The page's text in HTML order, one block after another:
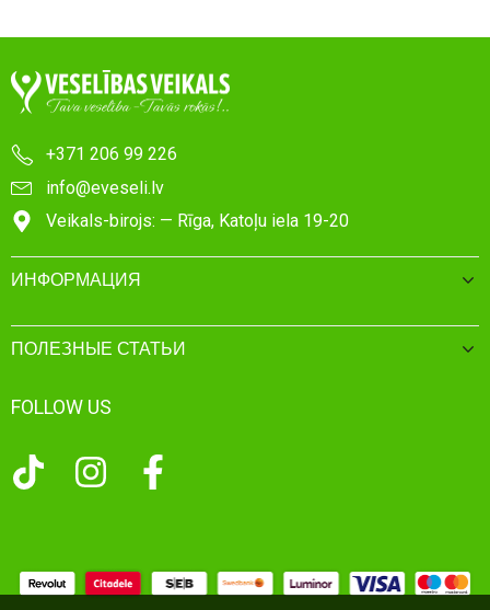
+371 206 99 226
info@eveseli.lv
Veikals-birojs: — Rīga, Katoļu iela 19-20
ИНФОРМАЦИЯ
ПОЛЕЗНЫЕ СТАТЬИ
FOLLOW US